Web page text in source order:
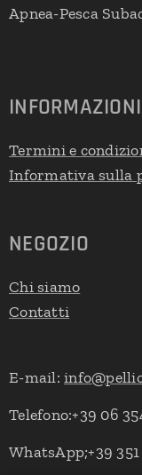
Apnea-Pesca
INFORMAZIONI
Termini e
Informativa sulla
NEGOZIO
Chi siamo
Contatti
E-mail:
Telefono:+39 06
WhatsApp;+39